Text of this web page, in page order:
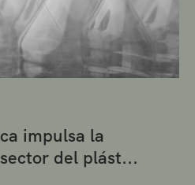
impulsa la
del plást...